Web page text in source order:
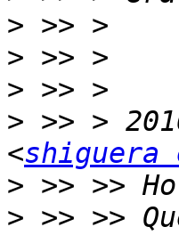
>
>
>
> >> >
<shiguera
>
> >> >>